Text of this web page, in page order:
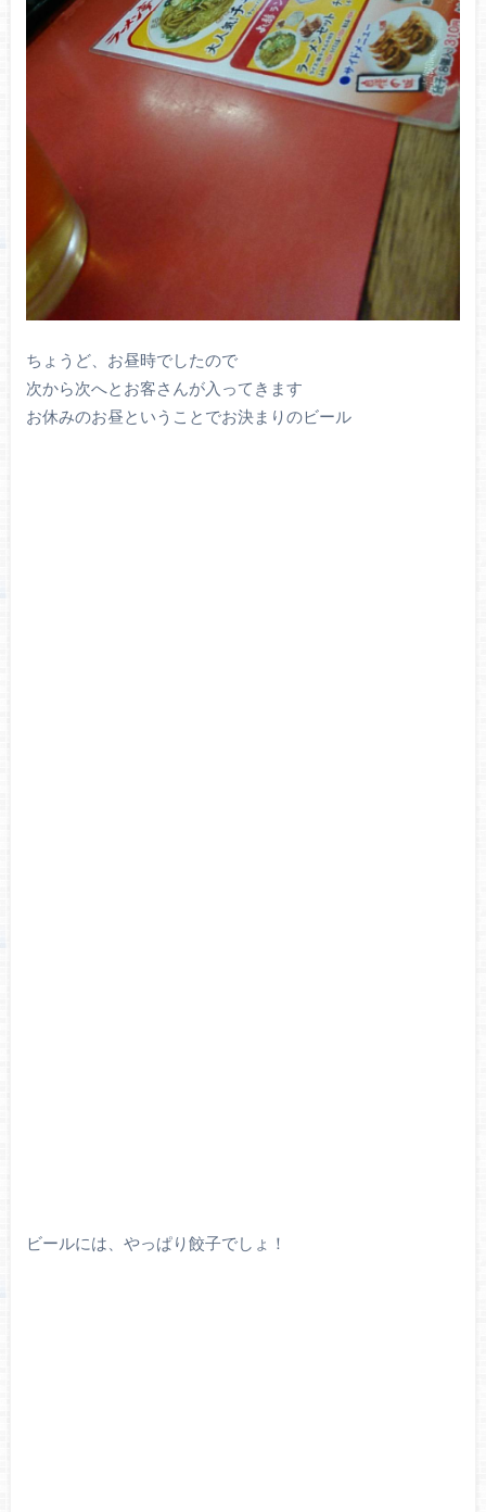
ちょうど、お昼時でしたので
次から次へとお客さんが入ってきます
お休みのお昼ということでお決まりのビール
ビールには、やっぱり餃子でしょ！